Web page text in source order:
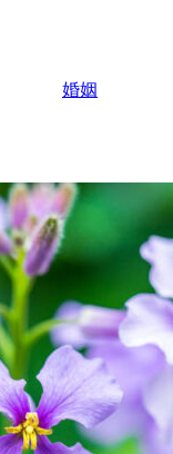
婚姻